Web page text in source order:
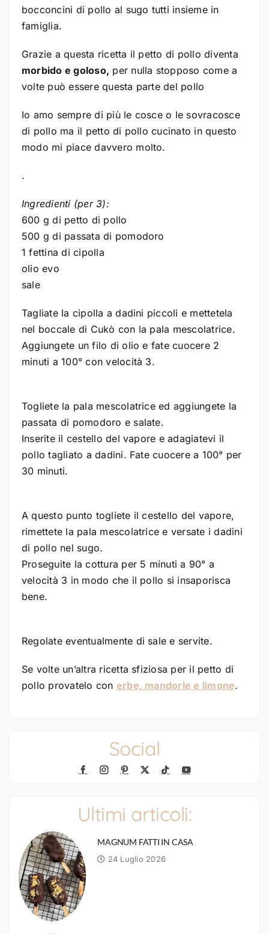
bocconcini di pollo al sugo tutti insieme in
famiglia.
Grazie a questa ricetta il petto di pollo diventa
morbido e goloso, per nulla stopposo come a
volte può essere questa parte del pollo
Io amo sempre di più le cosce o le sovracosce
di pollo ma il petto di pollo cucinato in questo
modo mi piace davvero molto.
.
Ingredienti (per 3):
600 g di petto di pollo
500 g di passata di pomodoro
1 fettina di cipolla
olio evo
sale
Tagliate la cipolla a dadini piccoli e mettetela
nel boccale di Cukò con la pala mescolatrice.
Aggiungete un filo di olio e fate cuocere 2
minuti a 100° con velocità 3.
Togliete la pala mescolatrice ed aggiungete la
passata di pomodoro e salate.
Inserite il cestello del vapore e adagiatevi il
pollo tagliato a dadini. Fate cuocere a 100° per
30 minuti.
A questo punto togliete il cestello del vapore,
rimettete la pala mescolatrice e versate i dadini
di pollo nel sugo.
Proseguite la cottura per 5 minuti a 90° a
velocità 3 in modo che il pollo si insaporisca
bene.
Regolate eventualmente di sale e servite.
Se volte un’altra ricetta sfiziosa per il petto di
pollo provatelo con erbe, mandorle e limone.
Social
Ultimi articoli:
MAGNUM FATTI IN CASA
24 Luglio 2026